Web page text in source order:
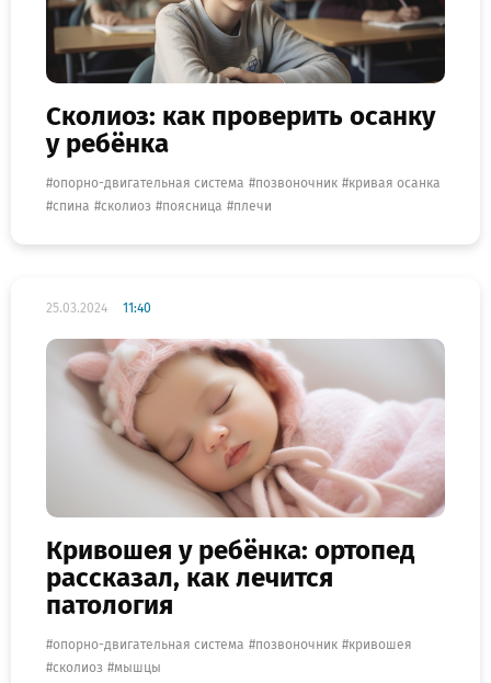
Сколиоз: как проверить осанку
у ребёнка
опорно-двигательная система позвоночник
кривая осанка
спина
сколиоз поясница плечи
25.03.2024 11:40
Кривошея у ребёнка: ортопед
рассказал, как лечится
патология
опорно-двигательная система позвоночник
кривошея
сколиоз
мышцы